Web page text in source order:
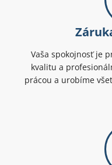
Vaša spokojnosť je
kvalitu a
prácou a urobíme